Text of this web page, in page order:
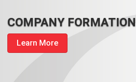
COMPANY FORMATION
Learn More